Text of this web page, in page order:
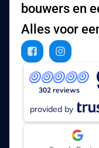
bouwers en
Alles voor
302 reviews
provided by